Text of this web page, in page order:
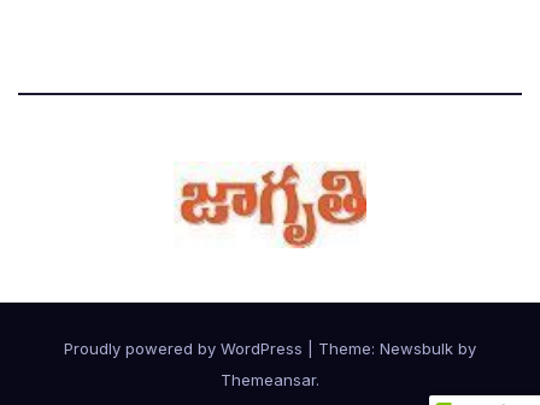
Proudly powered by WordPress Theme: Newsbulk by
Themeansar.